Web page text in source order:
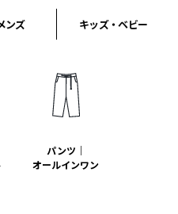
ンズ キッズ・ベビー
パンツ｜
オールインワン